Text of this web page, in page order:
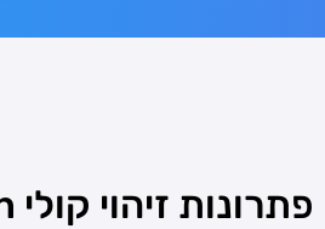
פתרונות זיהוי קולי Voice Recognition